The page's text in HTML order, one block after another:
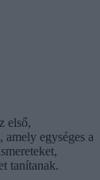
első,
egységes a
tanítanak.